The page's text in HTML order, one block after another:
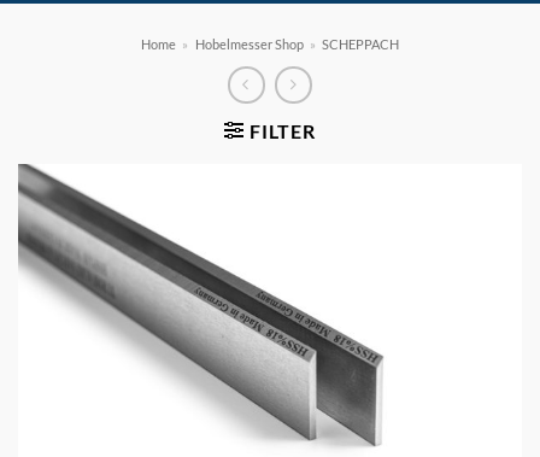
Home » Hobelmesser Shop » SCHEPPACH
FILTER